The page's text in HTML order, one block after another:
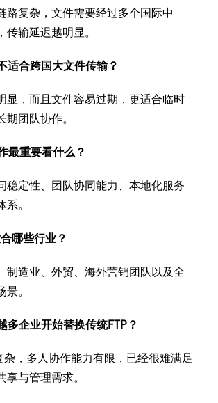
路复杂，文件需要经过多个国际中
传输延迟越明显。
适合跨国大文件传输？
显，而且文件容易过期，更适合临时
期团队协作。
最重要看什么？
稳定性、团队协同能力、本地化服务
。
哪些行业？
制造业、外贸、海外营销团队以及全
。
多企业开始替换传统FTP？
杂，多人协作能力有限，已经很难满足
享与管理需求。